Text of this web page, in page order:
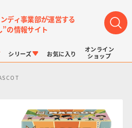
ディ事業部が運営する
の情報サイト
シリーズ お気に入り
オンライン
ショップ